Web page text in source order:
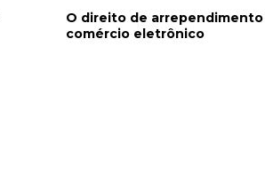
O direito de
comércio eletrônico